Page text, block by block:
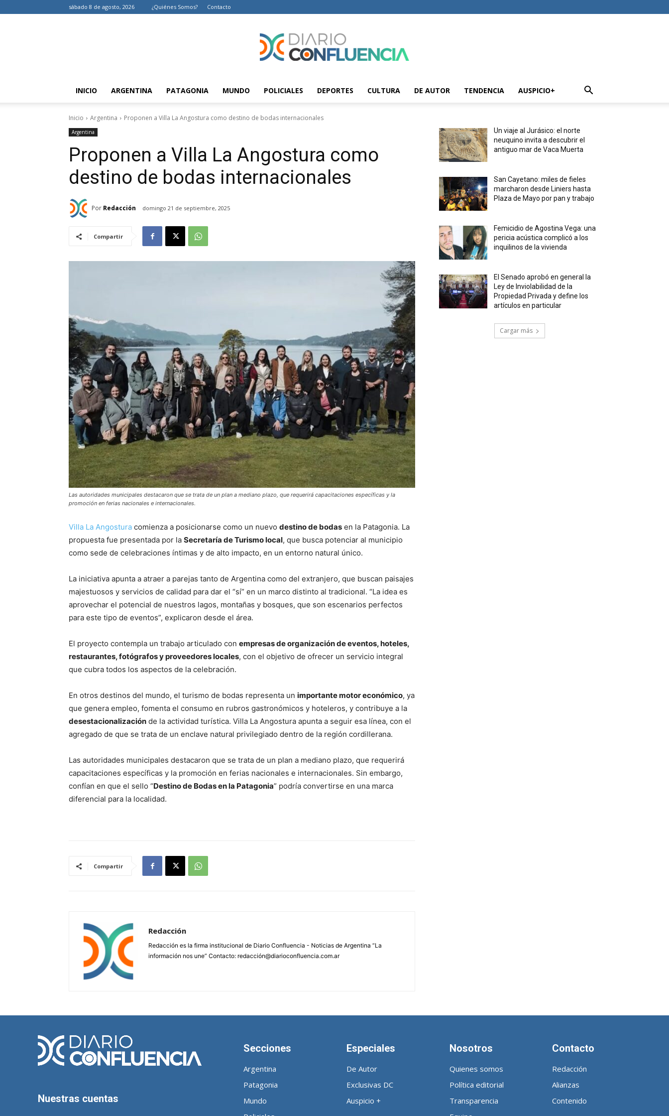
sábado 8 de agosto, 2026 ¿Quiénes Somos? Contacto
Diario
Confluencia
de
Argentina
INICIO ARGENTINA PATAGONIA MUNDO POLICIALES DEPORTES CULTURA DE AUTOR TENDENCIA AUSPICIO+
Inicio Argentina Proponen a Villa La Angostura como destino de bodas internacionales
Argentina
Proponen a Villa La Angostura como
destino de bodas internacionales
Por Redacción domingo 21 de septiembre, 2025
Compartir
Las autoridades municipales destacaron que se trata de un plan a mediano plazo, que requerirá capacitaciones específicas y la
promoción en ferias nacionales e internacionales.
Villa La Angostura comienza a posicionarse como un nuevo destino de bodas en la Patagonia. La
propuesta fue presentada por la Secretaría de Turismo local, que busca potenciar al municipio
como sede de celebraciones íntimas y de alto impacto, en un entorno natural único.
La iniciativa apunta a atraer a parejas tanto de Argentina como del extranjero, que buscan paisajes
majestuosos y servicios de calidad para dar el “sí” en un marco distinto al tradicional. “La idea es
aprovechar el potencial de nuestros lagos, montañas y bosques, que son escenarios perfectos
para este tipo de eventos”, explicaron desde el área.
El proyecto contempla un trabajo articulado con empresas de organización de eventos, hoteles,
restaurantes, fotógrafos y proveedores locales, con el objetivo de ofrecer un servicio integral
que cubra todos los aspectos de la celebración.
En otros destinos del mundo, el turismo de bodas representa un importante motor económico, ya
que genera empleo, fomenta el consumo en rubros gastronómicos y hoteleros, y contribuye a la
desestacionalización de la actividad turística. Villa La Angostura apunta a seguir esa línea, con el
agregado de que se trata de un enclave natural privilegiado dentro de la región cordillerana.
Las autoridades municipales destacaron que se trata de un plan a mediano plazo, que requerirá
capacitaciones específicas y la promoción en ferias nacionales e internacionales. Sin embargo,
confían en que el sello “Destino de Bodas en la Patagonia” podría convertirse en una marca
diferencial para la localidad.
Compartir
Redacción
Redacción es la firma institucional de Diario Confluencia - Noticias de Argentina “La
información nos une” Contacto: redacción@diarioconfluencia.com.ar
Un viaje al Jurásico: el norte
neuquino invita a descubrir el
antiguo mar de Vaca Muerta
San Cayetano: miles de fieles
marcharon desde Liniers hasta
Plaza de Mayo por pan y trabajo
Femicidio de Agostina Vega: una
pericia acústica complicó a los
inquilinos de la vivienda
El Senado aprobó en general la
Ley de Inviolabilidad de la
Propiedad Privada y define los
artículos en particular
Cargar más
Nuestras cuentas
Secciones
Argentina
Patagonia
Mundo
Especiales
De Autor
Exclusivas DC
Auspicio +
Nosotros
Quienes somos
Política editorial
Transparencia
Contacto
Redacción
Alianzas
Contenido